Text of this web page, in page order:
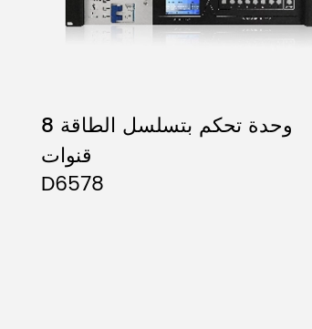
وحدة تحكم بتسلسل الطاقة 8
قنوات
D6578